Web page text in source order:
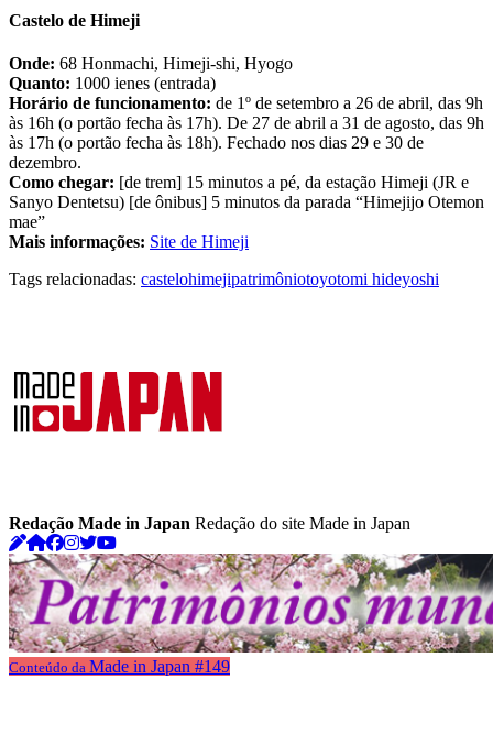
Castelo de Himeji
Onde: 68 Honmachi, Himeji-shi, Hyogo
Quanto: 1000 ienes (entrada)
Horário de funcionamento: de 1º de setembro a 26 de abril, das 9h
às 16h (o portão fecha às 17h). De 27 de abril a 31 de agosto, das 9h
às 17h (o portão fecha às 18h). Fechado nos dias 29 e 30 de
dezembro.
Como chegar: [de trem] 15 minutos a pé, da estação Himeji (JR e
Sanyo Dentetsu) [de ônibus] 5 minutos da parada “Himejijo Otemon
mae”
Mais informações: Site de Himeji
Tags relacionadas: castelohimejipatrimôniotoyotomi hideyoshi
Redação Made in Japan Redação do site Made in Japan
Conteúdo da Made in Japan #149